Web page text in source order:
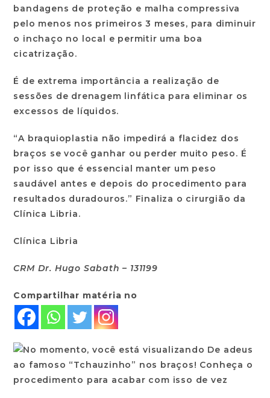
bandagens de proteção e malha compressiva
pelo menos nos primeiros 3 meses, para diminuir
o inchaço no local e permitir uma boa
cicatrização.
É de extrema importância a realização de
sessões de drenagem linfática para eliminar os
excessos de líquidos.
“A braquioplastia não impedirá a flacidez dos
braços se você ganhar ou perder muito peso. É
por isso que é essencial manter um peso
saudável antes e depois do procedimento para
resultados duradouros.” Finaliza o cirurgião da
Clínica Libria.
Clínica Libria
CRM Dr. Hugo Sabath – 131199
Compartilhar matéria no